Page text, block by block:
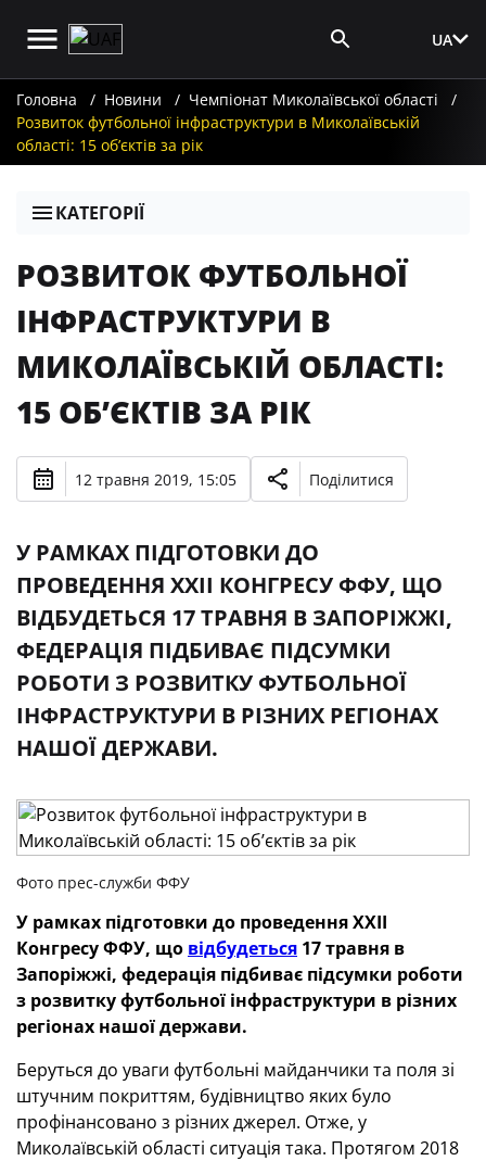
UA
Головна Новини
Чемпіонат Миколаївської області
Розвиток футбольної інфраструктури в Миколаївській
області: 15 об’єктів за рік
КАТЕГОРІЇ
РОЗВИТОК ФУТБОЛЬНОЇ
ІНФРАСТРУКТУРИ В
МИКОЛАЇВСЬКІЙ ОБЛАСТІ:
15 ОБ’ЄКТІВ ЗА РІК
12 травня 2019, 15:05 Поділитися
У РАМКАХ ПІДГОТОВКИ ДО
ПРОВЕДЕННЯ XXII КОНГРЕСУ ФФУ, ЩО
ВІДБУДЕТЬСЯ 17 ТРАВНЯ В ЗАПОРІЖЖІ,
ФЕДЕРАЦІЯ ПІДБИВАЄ ПІДСУМКИ
РОБОТИ З РОЗВИТКУ ФУТБОЛЬНОЇ
ІНФРАСТРУКТУРИ В РІЗНИХ РЕГІОНАХ
НАШОЇ ДЕРЖАВИ.
Фото прес-служби ФФУ
У рамках підготовки до проведення XXII
Конгресу ФФУ, що відбудеться 17 травня в
Запоріжжі, федерація підбиває підсумки роботи
з розвитку футбольної інфраструктури в різних
регіонах нашої держави.
Беруться до уваги футбольні майданчики та поля зі
штучним покриттям, будівництво яких було
профінансовано з різних джерел. Отже, у
Миколаївській області ситуація така. Протягом 2018